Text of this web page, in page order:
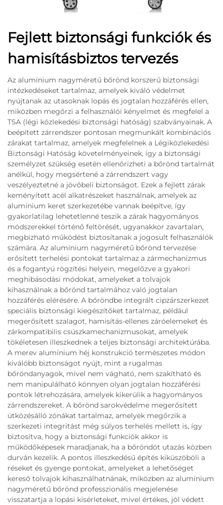
Fejlett biztonsági funkciók és
hamisításbiztos tervezés
Az alumínium nagyméretű bőrönd korszerű biztonsági
intézkedéseket tartalmaz, amelyek kiváló védelmet
nyújtanak az utasoknak lopás és jogtalan hozzáférés ellen,
miközben megőrzi a felhasználói kényelmet és megfelel a
TSA (légi közlekedési biztonsági hatóság) szabványainak. A
beépített zárrendszer pontosan megmunkált kombinációs
zárakat tartalmaz, amelyek megfelelnek a Légiközlekedési
Biztonsági Hatóság követelményeinek, így a biztonsági
személyzet szükség esetén ellenőrizheti a bőrönd tartalmát
anélkül, hogy megsértené a zárrendszert vagy
veszélyeztetné a jövőbeli biztonságot. Ezek a fejlett zárak
keményített acél alkatrészeket használnak, amelyek az
alumínium keret szerkezetébe vannak beépítve, így
gyakorlatilag lehetetlenné teszik a zárak hagyományos
módszerekkel történő feltörését, ugyanakkor zavartalan,
megbízható működést biztosítanak a jogosult felhasználók
számára. Az alumínium nagyméretű bőrönd tervezése
erősített terhelési pontokat tartalmaz a zármechanizmus
és a fogantyú rögzítési helyein, megelőzve a gyakori
meghibásodási módokat, amelyeket a tolvajok
kihasználnak a bőrönd tartalmához való jogtalan
hozzáférés elérésére. A bőröndbe integrált cipzárszerkezet
speciális biztonsági kiegészítőket tartalmaz, például
megerősített szalagot, hamisítás-ellenes záróelemeket és
zárkompatibilis csúszkamechanizmusokat, amelyek
tökéletesen illeszkednek a teljes biztonsági architektúrába.
A merev alumínium héj konstrukció természetes módon
kiválóbb biztonságot nyújt, mint a rugalmas
bőröndanyagok, mivel nem vágható, nem szakítható és
nem manipulálható könnyen olyan jogtalan hozzáférési
pontok létrehozására, amelyek kikerülik a hagyományos
zárrendszereket. A bőrönd sarokvédelme megerősített
ütközésálló zónákat tartalmaz, amelyek megőrzik a
szerkezeti integritást még súlyos terhelés mellett is, így
biztosítva, hogy a biztonsági funkciók akkor is
működőképesek maradjanak, ha a bőröndöt utazás közben
durván kezelik. A pontos illeszkedésű építés kiküszöböli a
réseket és gyenge pontokat, amelyeket a lehetőséget
kereső tolvajok kihasználhatnának, miközben az alumínium
nagyméretű bőrönd professzionális megjelenése
visszatartja a lopási kísérleteket, mivel értékes, jól védett